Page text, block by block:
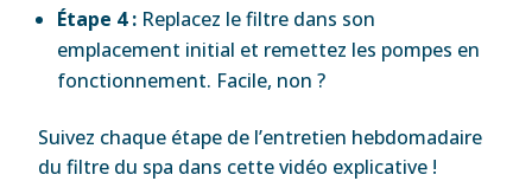
Étape 4 : Replacez le filtre dans son
emplacement initial et remettez les pompes en
fonctionnement. Facile, non ?
Suivez chaque étape de l’entretien hebdomadaire
du filtre du spa dans cette vidéo explicative !